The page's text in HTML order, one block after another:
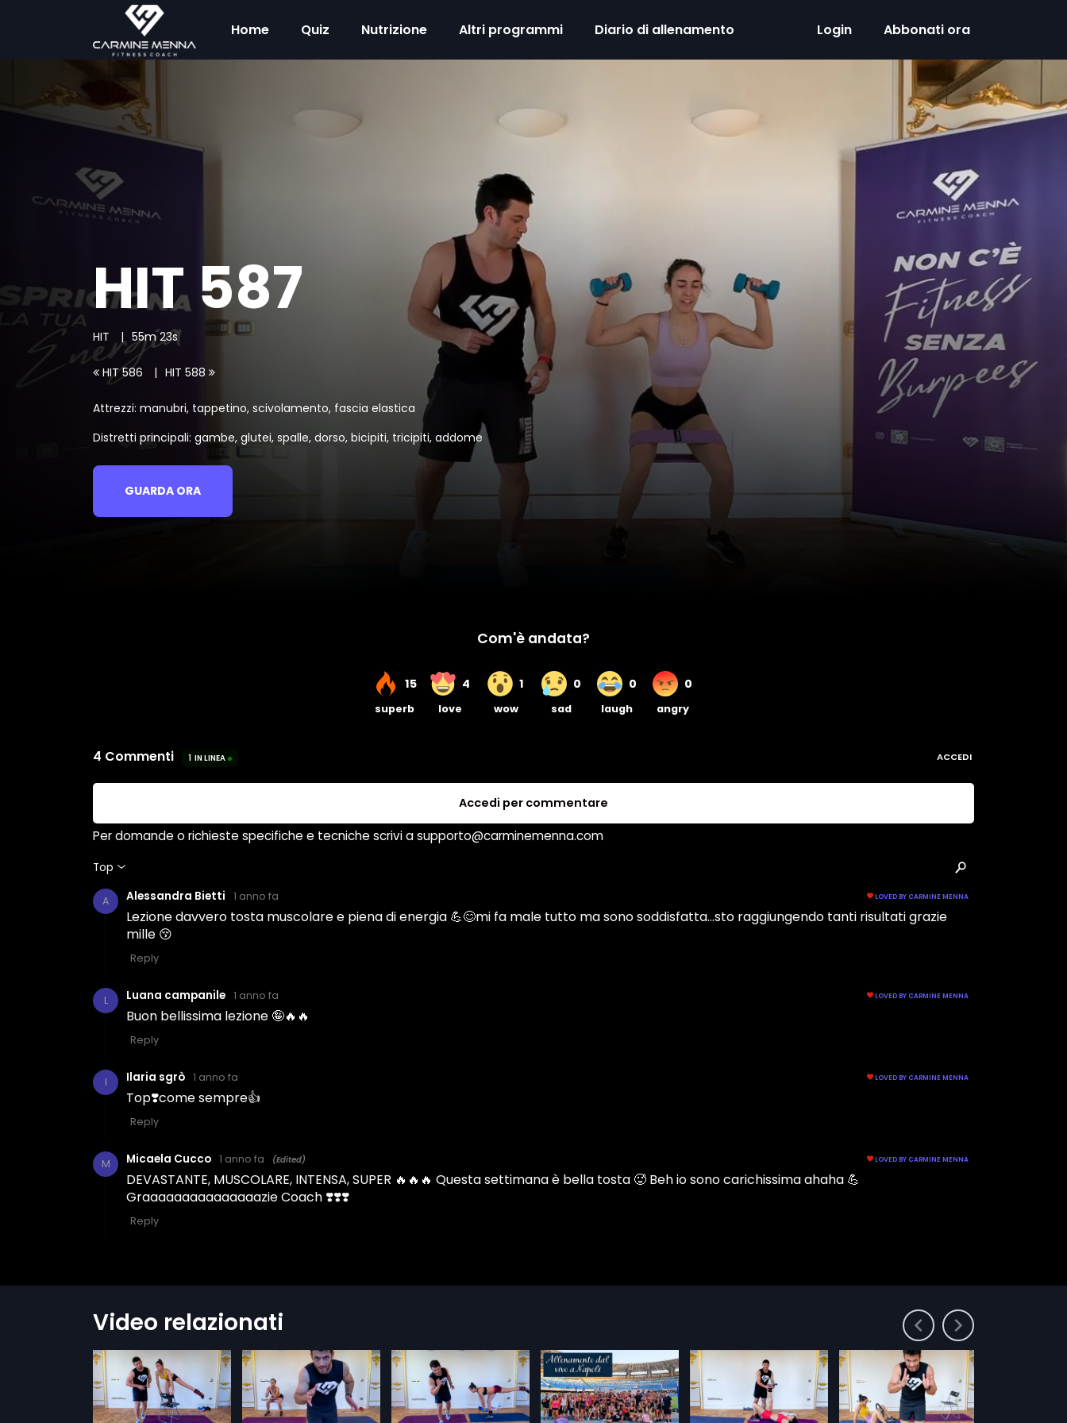
Home Quiz Nutrizione Altri programmi Diario di allenamento Login Abbonati ora
HIT 587
HIT 55m 23s
HIT 586 HIT 588
Attrezzi: manubri, tappetino, scivolamento, fascia elastica
Distretti principali: gambe, glutei, spalle, dorso, bicipiti, tricipiti, addome
GUARDA ORA
Video relazionati